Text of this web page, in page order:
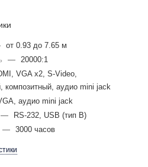
от 0.93 до 7.65 м
— 20000:1
VGA x2, S-Video,
композитный, аудио mini jack
аудио mini jack
—
RS-232, USB (тип B)
— 3000 часов